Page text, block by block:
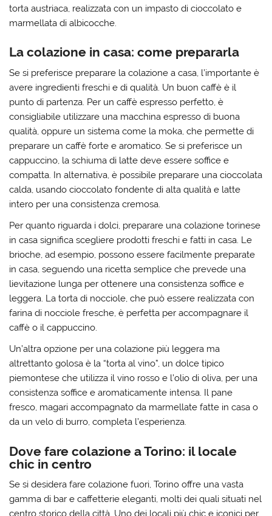
torta austriaca, realizzata con un impasto di cioccolato e
marmellata di albicocche.
La colazione in casa: come prepararla
Se si preferisce preparare la colazione a casa, l’importante è
avere ingredienti freschi e di qualità. Un buon caffè è il
punto di partenza. Per un caffè espresso perfetto, è
consigliabile utilizzare una macchina espresso di buona
qualità, oppure un sistema come la moka, che permette di
preparare un caffè forte e aromatico. Se si preferisce un
cappuccino, la schiuma di latte deve essere soffice e
compatta. In alternativa, è possibile preparare una cioccolata
calda, usando cioccolato fondente di alta qualità e latte
intero per una consistenza cremosa.
Per quanto riguarda i dolci, preparare una colazione torinese
in casa significa scegliere prodotti freschi e fatti in casa. Le
brioche, ad esempio, possono essere facilmente preparate
in casa, seguendo una ricetta semplice che prevede una
lievitazione lunga per ottenere una consistenza soffice e
leggera. La torta di nocciole, che può essere realizzata con
farina di nocciole fresche, è perfetta per accompagnare il
caffè o il cappuccino.
Un’altra opzione per una colazione più leggera ma
altrettanto golosa è la “torta al vino”, un dolce tipico
piemontese che utilizza il vino rosso e l’olio di oliva, per una
consistenza soffice e aromaticamente intensa. Il pane
fresco, magari accompagnato da marmellate fatte in casa o
da un velo di burro, completa l’esperienza.
Dove fare colazione a Torino: il locale
chic in centro
Se si desidera fare colazione fuori, Torino offre una vasta
gamma di bar e caffetterie eleganti, molti dei quali situati nel
centro storico della città. Uno dei locali più chic e iconici per